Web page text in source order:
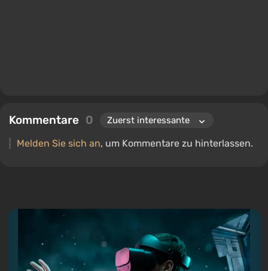
Kommentare 0
Melden Sie sich an, um Kommentare zu hinterlassen.